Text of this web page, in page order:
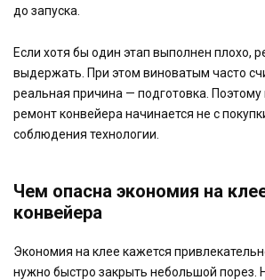
до запуска.
Если хотя бы один этап выполнен плохо,
выдержать. При этом виноватым часто
реальная причина — подготовка.
ремонт конвейера начинается не с
соблюдения технологии.
Чем опасна экономия на
конвейера
Экономия на клее кажется
нужно быстро закрыть небольшой порез.